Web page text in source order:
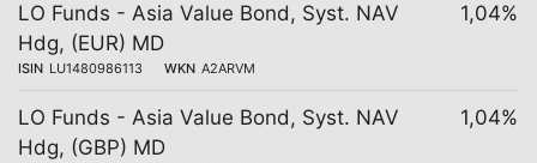
LO Funds - Asia Value Bond, Syst. NAV
Hdg, (EUR) MD
ISIN LU1480986113 WKN A2ARVM
1,04%
LO Funds - Asia Value Bond, Syst. NAV
Hdg, (GBP) MD
1,04%